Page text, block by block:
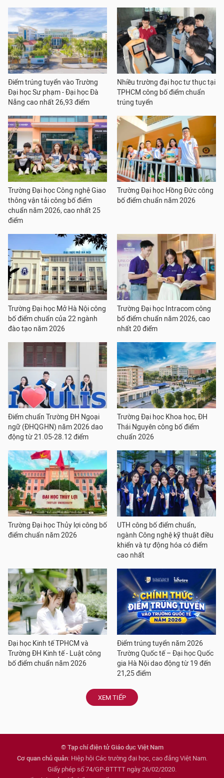
Điểm trúng tuyển vào Trường
Đại học Sư phạm - Đại học Đà
Nẵng cao nhất 26,93 điểm
Nhiều trường đại học tư thục tại
TPHCM công bố điểm chuẩn
trúng tuyển
Trường Đại học Công nghệ Giao
thông vận tải công bố điểm
chuẩn năm 2026, cao nhất 25
điểm
Trường Đại học Hồng Đức công
bố điểm chuẩn năm 2026
Trường Đại học Mở Hà Nội công
bố điểm chuẩn của 22 ngành
đào tạo năm 2026
Trường Đại học Intracom công
bố điểm chuẩn năm 2026, cao
nhất 20 điểm
Điểm chuẩn Trường ĐH Ngoại
ngữ (ĐHQGHN) năm 2026 dao
động từ 21.05-28.12 điểm
Trường Đại học Khoa học, ĐH
Thái Nguyên công bố điểm
chuẩn 2026
Trường Đại học Thủy lợi công bố
điểm chuẩn năm 2026
UTH công bố điểm chuẩn,
ngành Công nghệ kỹ thuật điều
khiển và tự động hóa có điểm
cao nhất
Đại học Kinh tế TPHCM và
Trường ĐH Kinh tế - Luật công
bố điểm chuẩn năm 2026
Điểm trúng tuyển năm 2026
Trường Quốc tế – Đại học Quốc
gia Hà Nội dao động từ 19 đến
21,25 điểm
XEM TIẾP
© Tạp chí điện tử Giáo dục Việt Nam
Cơ quan chủ quản: Hiệp hội Các trường đại học, cao đẳng Việt Nam.
Giấy phép số 74/GP-BTTTT ngày 26/02/2020.